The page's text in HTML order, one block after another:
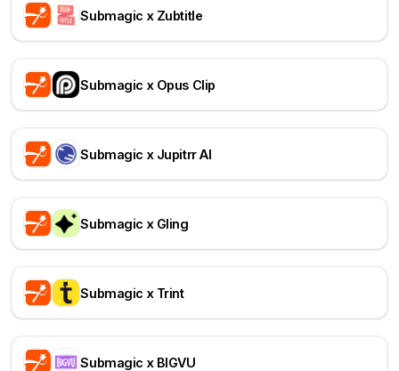
Submagic x Zubtitle
Submagic x Opus Clip
Submagic x Jupitrr AI
Submagic x Gling
Submagic x Trint
Submagic x BIGVU